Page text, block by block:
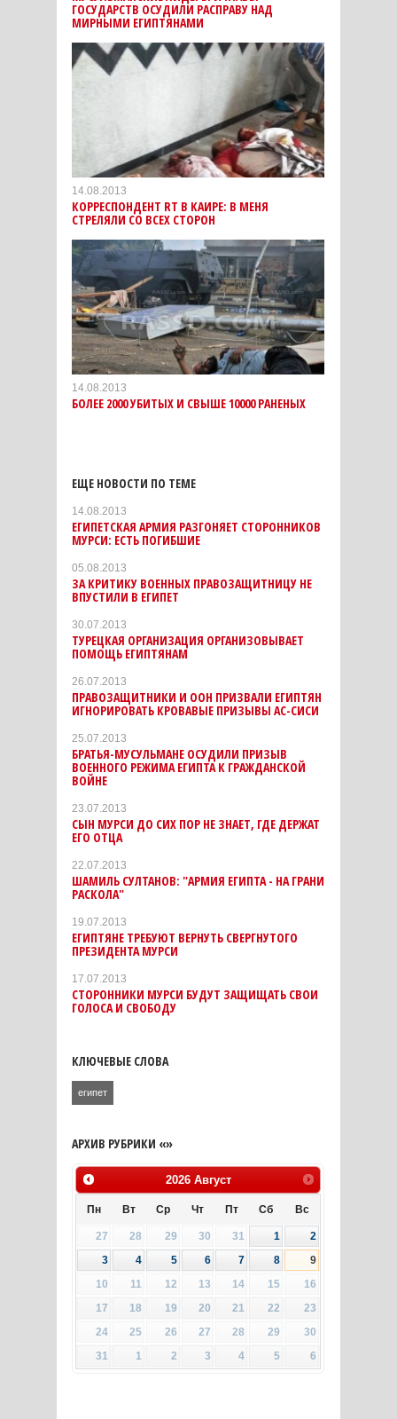
ГОСУДАРСТВ ОСУДИЛИ РАСПРАВУ НАД
МИРНЫМИ ЕГИПТЯНАМИ
14.08.2013
КОРРЕСПОНДЕНТ RT В КАИРЕ: В МЕНЯ
СТРЕЛЯЛИ СО ВСЕХ СТОРОН
14.08.2013
БОЛЕЕ 2000 УБИТЫХ И СВЫШЕ 10000 РАНЕНЫХ
ЕЩЕ НОВОСТИ ПО ТЕМЕ
14.08.2013
ЕГИПЕТСКАЯ АРМИЯ РАЗГОНЯЕТ СТОРОННИКОВ
МУРСИ: ЕСТЬ ПОГИБШИЕ
05.08.2013
ЗА КРИТИКУ ВОЕННЫХ ПРАВОЗАЩИТНИЦУ НЕ
ВПУСТИЛИ В ЕГИПЕТ
30.07.2013
ТУРЕЦКАЯ ОРГАНИЗАЦИЯ ОРГАНИЗОВЫВАЕТ
ПОМОЩЬ ЕГИПТЯНАМ
26.07.2013
ПРАВОЗАЩИТНИКИ И ООН ПРИЗВАЛИ ЕГИПТЯН
ИГНОРИРОВАТЬ КРОВАВЫЕ ПРИЗЫВЫ АС-СИСИ
25.07.2013
БРАТЬЯ-МУСУЛЬМАНЕ ОСУДИЛИ ПРИЗЫВ
ВОЕННОГО РЕЖИМА ЕГИПТА К ГРАЖДАНСКОЙ
ВОЙНЕ
23.07.2013
СЫН МУРСИ ДО СИХ ПОР НЕ ЗНАЕТ, ГДЕ ДЕРЖАТ
ЕГО ОТЦА
22.07.2013
ШАМИЛЬ СУЛТАНОВ: "АРМИЯ ЕГИПТА - НА ГРАНИ
РАСКОЛА"
19.07.2013
ЕГИПТЯНЕ ТРЕБУЮТ ВЕРНУТЬ СВЕРГНУТОГО
ПРЕЗИДЕНТА МУРСИ
17.07.2013
СТОРОННИКИ МУРСИ БУДУТ ЗАЩИЩАТЬ СВОИ
ГОЛОСА И СВОБОДУ
КЛЮЧЕВЫЕ СЛОВА
египет
АРХИВ РУБРИКИ «»
2026 Август
Пн Вт Ср Чт Пт Сб Вс
27 28 29 30 31 1
2
3
4 5 6 7 8
9
10
11 12 13 14 15
16
17
18 19 20 21 22
23
24
25 26 27 28 29
30
31
1 2 3 4 5 6